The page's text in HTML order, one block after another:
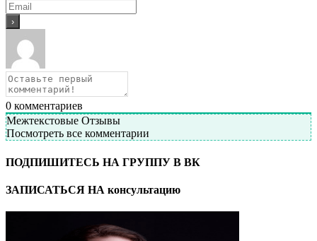
0 комментариев
Межтекстовые Отзывы
Посмотреть все комментарии
ПОДПИШИТЕСЬ НА ГРУППУ В ВК
ЗАПИСАТЬСЯ НА консультацию